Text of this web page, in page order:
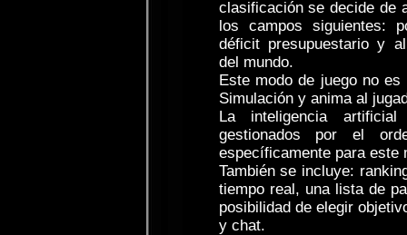
clasificación se decide de
los campos siguientes:
déficit presupuestario y
del mundo.
Este modo de juego no
Simulación y anima al
La inteligencia
gestionados por el
específicamente para este
También se incluye:
tiempo real, una lista de
posibilidad de elegir
y chat.